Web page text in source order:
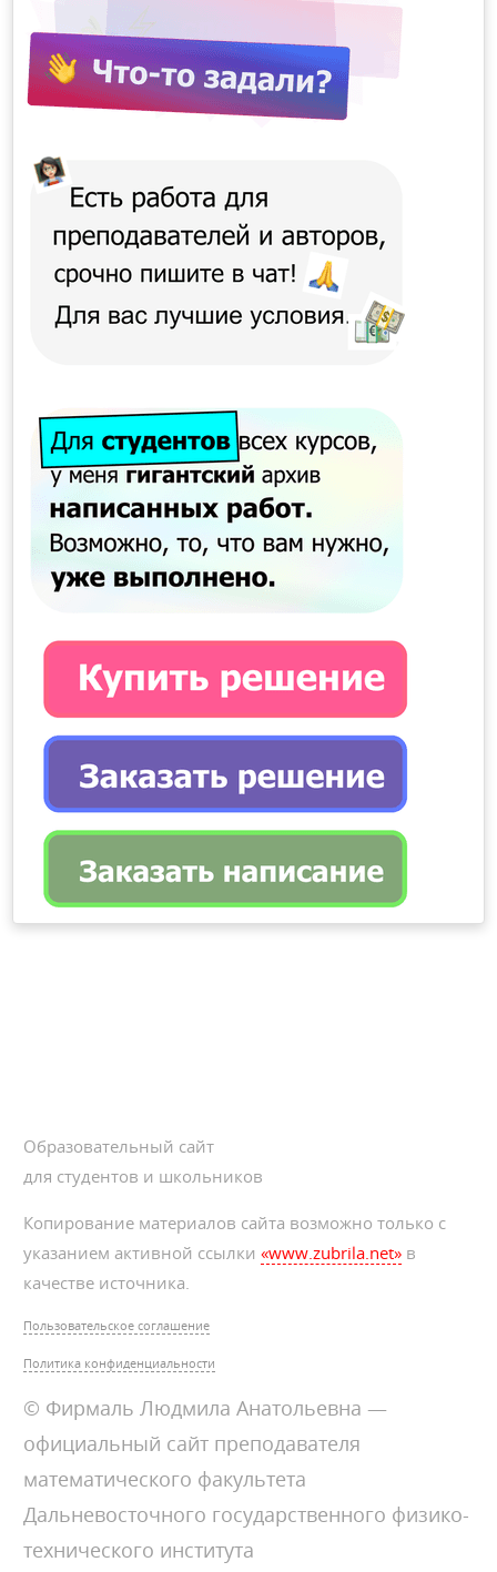
Образовательный сайт
для студентов и школьников
Копирование материалов сайта возможно только с
указанием активной ссылки«www.zubrila.net» в
качестве источника.
Пользовательское соглашение
Политика конфиденциальности
© Фирмаль Людмила Анатольевна —
официальный сайт преподавателя
математического факультета
Дальневосточного государственного физико-
технического института